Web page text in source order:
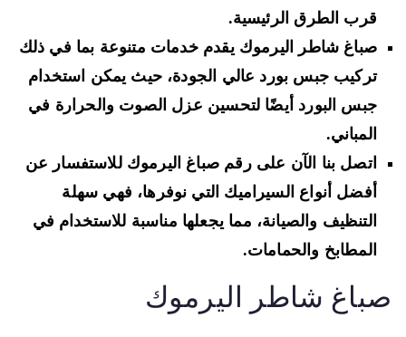
قرب الطرق الرئيسية.
صباغ شاطر اليرموك يقدم خدمات متنوعة بما في ذلك
تركيب جبس بورد عالي الجودة، حيث يمكن استخدام
جبس البورد أيضًا لتحسين عزل الصوت والحرارة في
المباني.
اتصل بنا الآن على رقم صباغ اليرموك للاستفسار عن
أفضل أنواع السيراميك التي نوفرها، فهي سهلة
التنظيف والصيانة، مما يجعلها مناسبة للاستخدام في
المطابخ والحمامات.
شاطر اليرموك